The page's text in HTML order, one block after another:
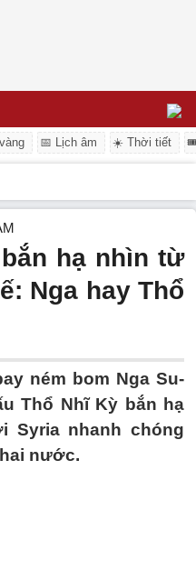
📅 Lịch âm ☀️ Thời tiết
hạ nhìn từ
Nga hay Thổ
ném bom Nga Su-
Thổ Nhĩ Kỳ bắn hạ
Syria nhanh chóng
nước.